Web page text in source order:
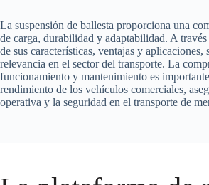
La suspensión de ballesta proporciona una
de carga, durabilidad y adaptabilidad. A
de sus características, ventajas y aplicaciones,
relevancia en el sector del transporte. La
funcionamiento y mantenimiento es
rendimiento de los vehículos comerciales,
operativa y la seguridad en el transporte de